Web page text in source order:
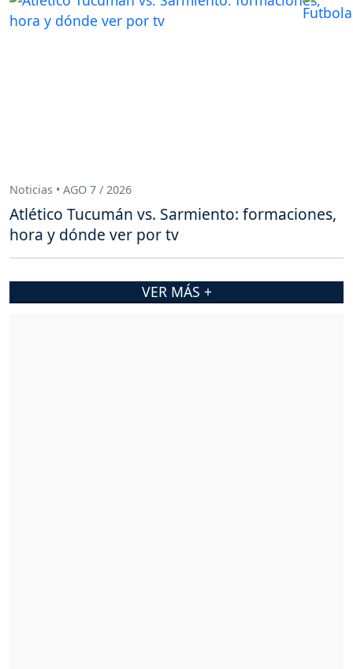
Noticias • AGO 7 / 2026
Atlético Tucumán vs. Sarmiento: formaciones,
hora y dónde ver por tv
VER MÁS +